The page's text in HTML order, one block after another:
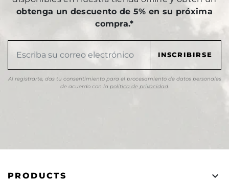
obtenga un descuento de 5% en su próxima
compra.*
Al registrarte, das tu consentimiento para el procesamiento de datos personales
de acuerdo con la política de privacidad.
PRODUCTS 